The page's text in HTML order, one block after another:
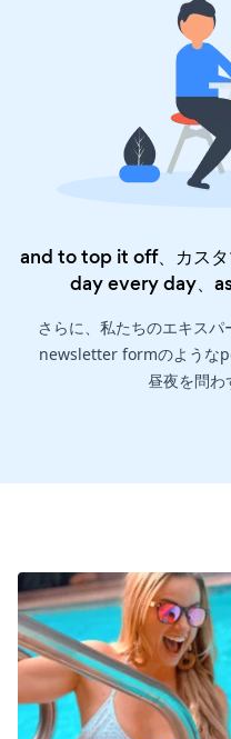
and to top it off、カスタ
day every day、
さらに、私たちのエキス
newsletter formのような
昼夜を問わ